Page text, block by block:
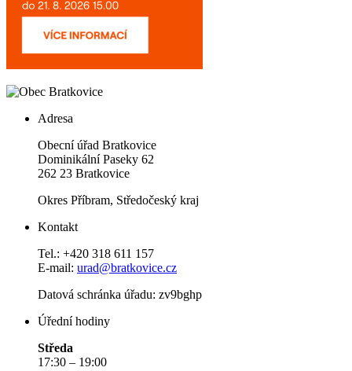
Adresa
Obecní úřad Bratkovice
Dominikální Paseky 62
262 23 Bratkovice
Okres Příbram, Středočeský kraj
Kontakt
Tel.: +420 318 611 157
E-mail: urad@bratkovice.cz
Datová schránka úřadu: zv9bghp
Úřední hodiny
Středa
17:30 – 19:00